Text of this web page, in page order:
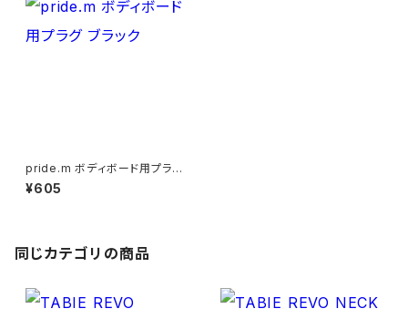
pride.m ボディボード用プラグ
ブラック
¥605
同じカテゴリの商品